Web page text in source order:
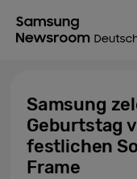
Samsung
Geburtstag
festlichen
Frame